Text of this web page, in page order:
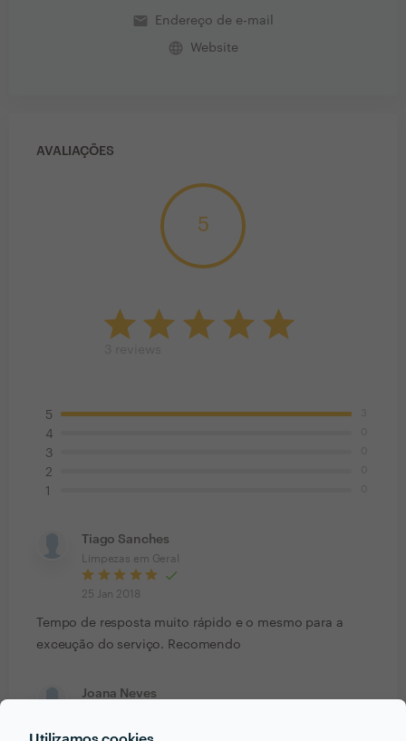
email Endereço de e-mail
language Website
AVALIAÇÕES
5
5
4
3
2
1
Tiago Sanches
Limpezas em Geral
25 Jan 2018
Tempo de resposta muito rápido e o mesmo para a
exceução do serviço. Recomendo
Joana Neves